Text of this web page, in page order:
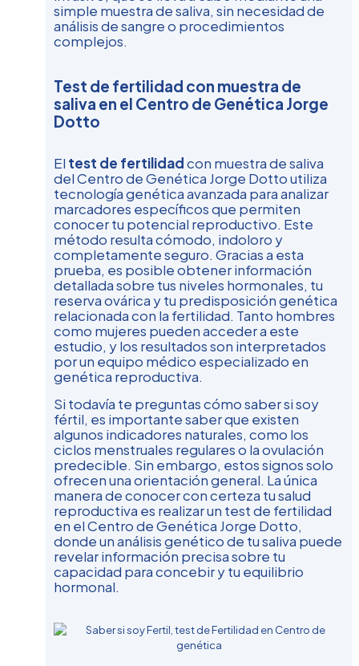
simple muestra de saliva, sin necesidad de
análisis de sangre o procedimientos
complejos.
Test de fertilidad con muestra de
saliva en el Centro de Genética Jorge
Dotto
El test de fertilidadcon muestra de saliva
del Centro de Genética Jorge Dotto utiliza
tecnología genética avanzada para analizar
marcadores específicos que permiten
conocer tu potencial reproductivo. Este
método resulta cómodo, indoloro y
completamente seguro. Gracias a esta
prueba, es posible obtener información
detallada sobre tus niveles hormonales, tu
reserva ovárica y tu predisposición genética
relacionada con la fertilidad. Tanto hombres
como mujeres pueden acceder a este
estudio, y los resultados son interpretados
por un equipo médico especializado en
genética reproductiva.
Si todavía te preguntas cómo saber si soy
fértil, es importante saber que existen
algunos indicadores naturales, como los
ciclos menstruales regulares o la ovulación
predecible. Sin embargo, estos signos solo
ofrecen una orientación general. La única
manera de conocer con certeza tu salud
reproductiva es realizar un test de fertilidad
en el Centro de Genética Jorge Dotto,
donde un análisis genético de tu saliva puede
revelar información precisa sobre tu
capacidad para concebir y tu equilibrio
hormonal.